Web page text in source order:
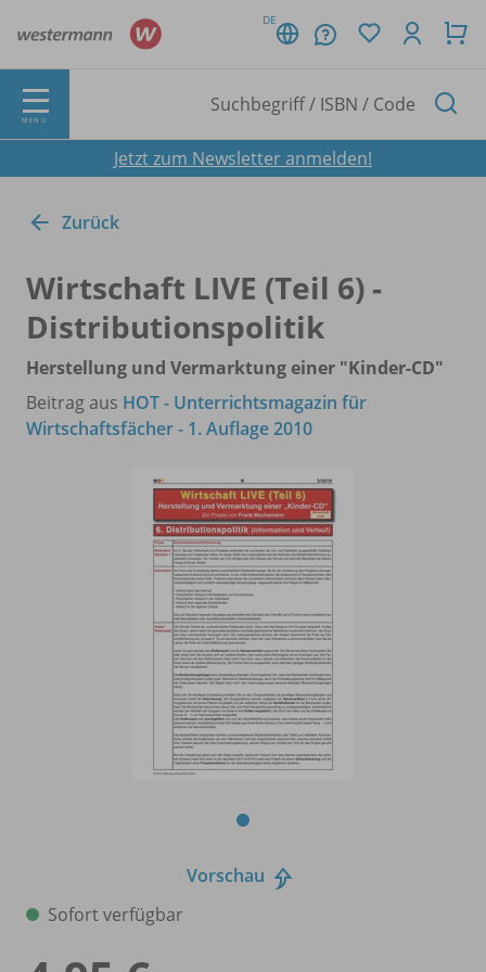
DE
MENÜ
Jetzt zum Newsletter anmelden!
Zurück
Wirtschaft LIVE (Teil 6) -
Distributionspolitik
Herstellung und Vermarktung einer "Kinder-CD"
Beitrag aus HOT - Unterrichtsmagazin für
Wirtschaftsfächer - 1. Auflage 2010
Vorschau
Sofort verfügbar